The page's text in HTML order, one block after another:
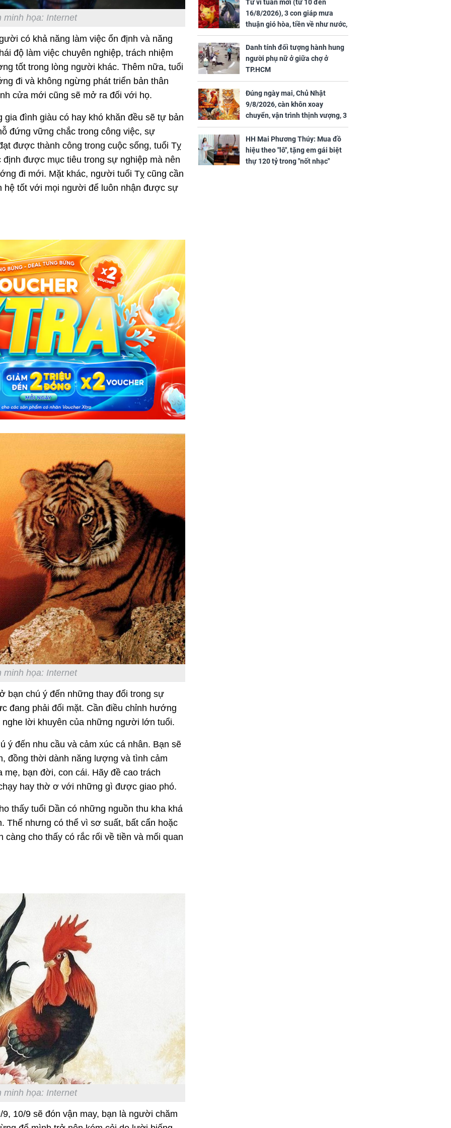
minh họa: Internet
có khả năng làm việc ổn định và năng
độ làm việc chuyên nghiệp, trách nhiệm
tốt trong lòng người khác. Thêm nữa, tuổi
đi và không ngừng phát triển bản thân
cửa mới cũng sẽ mở ra đối với họ.
gia đình giàu có hay khó khăn đều sẽ tự bản
đứng vững chắc trong công việc, sự
được thành công trong cuộc sống, tuổi Tỵ
được mục tiêu trong sự nghiệp mà nên
đi mới. Mặt khác, người tuổi Tỵ cũng cần
hệ tốt với mọi người để luôn nhận được sự
minh họa: Internet
bạn chú ý đến những thay đổi trong sự
đang phải đối mặt. Cần điều chỉnh hướng
lời khuyên của những người lớn tuổi.
ý đến nhu cầu và cảm xúc cá nhân. Bạn sẽ
đồng thời dành năng lượng và tình cảm
bạn đời, con cái. Hãy đề cao trách
hay thờ ơ với những gì được giao phó.
thấy tuổi Dần có những nguồn thu kha khá
Thế nhưng có thể vì sơ suất, bất cẩn hoặc
càng cho thấy có rắc rối về tiền và mối quan
minh họa: Internet
10/9 sẽ đón vận may, bạn là người chăm
đồng/lượng
Trong 4 ngày cuối
tháng 6 âm lịch, 3 con
giáp vượng phát Tài
Lộc, Phú Quý trăm bề,
đổi mệnh Phượng
Hoàng, ôm trọn cơ
ngơi đồ sộ
Tử vi tuần mới (từ 10 đến
16/8/2026), 3 con giáp mưa
thuận gió hòa, tiền về như nước,
bạc vàng dư dả, Phú Quý Vinh
Hoa, vận trình khai sáng
Danh tính đối tượng hành hung
người phụ nữ ở giữa chợ ở
TP.HCM
Đúng ngày mai, Chủ Nhật
9/8/2026, càn khôn xoay
chuyển, vận trình thịnh vượng, 3
con giáp nhận phúc khí nhà trời,
tình tiền đỏ như son, vận may
hanh thông
HH Mai Phương Thúy: Mua đồ
hiệu theo "lô", tặng em gái biệt
thự 120 tỷ trong "nốt nhạc"